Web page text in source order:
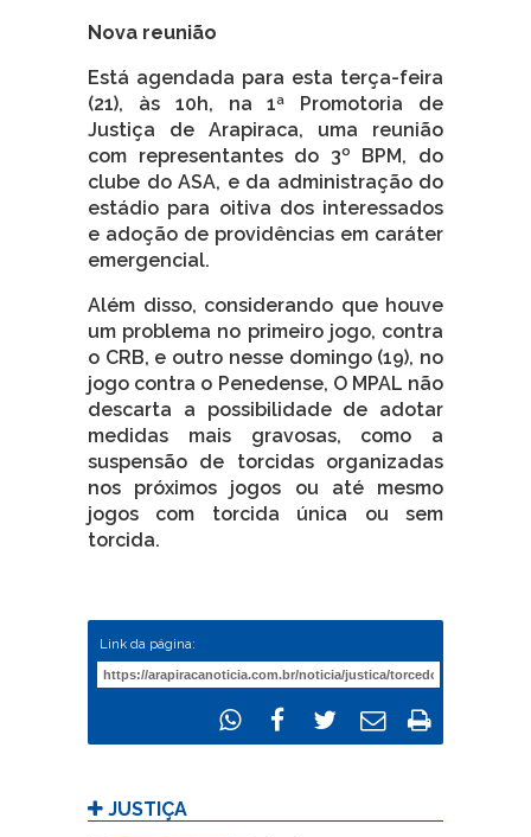
Nova reunião
Está agendada para esta terça-feira
(21), às 10h, na 1ª Promotoria de
Justiça de Arapiraca, uma reunião
com representantes do 3º BPM, do
clube do ASA, e da administração do
estádio para oitiva dos interessados
e adoção de providências em caráter
emergencial.
Além disso, considerando que houve
um problema no primeiro jogo, contra
o CRB, e outro nesse domingo (19), no
jogo contra o Penedense, O MPAL não
descarta a possibilidade de adotar
medidas mais gravosas, como a
suspensão de torcidas organizadas
nos próximos jogos ou até mesmo
jogos com torcida única ou sem
torcida.
Link da página:
JUSTIÇA